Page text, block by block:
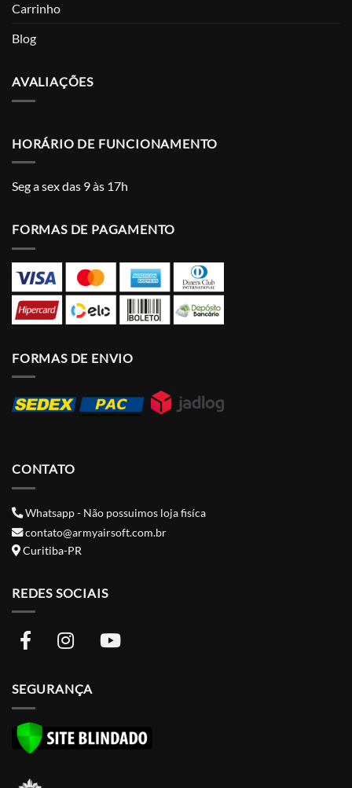
Carrinho
Blog
AVALIAÇÕES
HORÁRIO DE FUNCIONAMENTO
Seg a sex das 9 às 17h
FORMAS DE PAGAMENTO
FORMAS DE ENVIO
CONTATO
Whatsapp - Não possuimos loja fisíca
contato@armyairsoft.com.br
Curitiba-PR
REDES SOCIAIS
SEGURANÇA